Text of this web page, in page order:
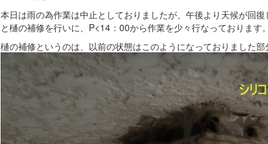
本日は雨の為作業は中止としておりましたが、午後より天候が回
と樋の補修を行いに、P<14：00から作業を少々行なっております。
樋の補修というのは、以前の状態はこのようになっておりました部